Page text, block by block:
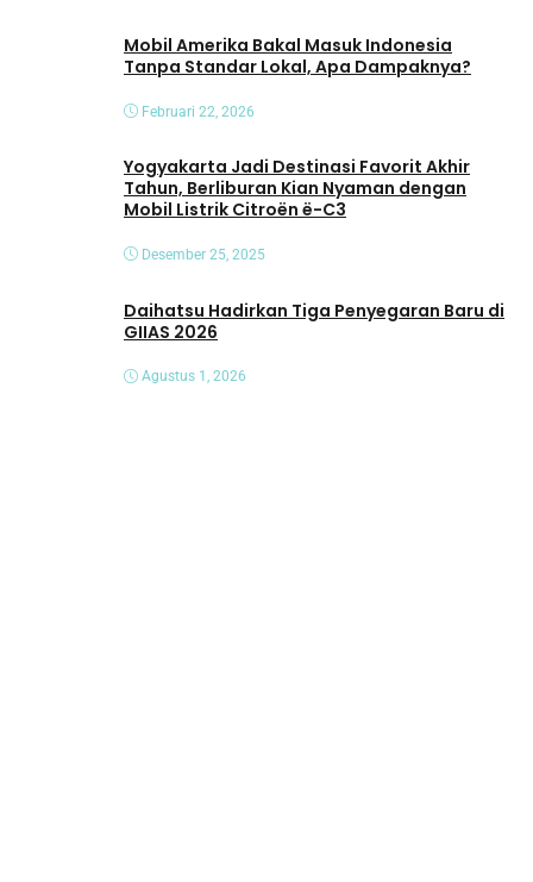
Mobil Amerika Bakal Masuk Indonesia
Tanpa Standar Lokal, Apa Dampaknya?
Februari 22, 2026
Yogyakarta Jadi Destinasi Favorit Akhir
Tahun, Berliburan Kian Nyaman dengan
Mobil Listrik Citroën ë-C3
Desember 25, 2025
Daihatsu Hadirkan Tiga Penyegaran Baru di
GIIAS 2026
Agustus 1, 2026